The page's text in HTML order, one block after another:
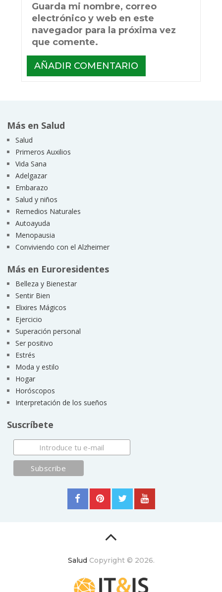
Guarda mi nombre, correo
electrónico y web en este
navegador para la próxima vez
que comente.
Más en Salud
Salud
Primeros Auxilios
Vida Sana
Adelgazar
Embarazo
Salud y niños
Remedios Naturales
Autoayuda
Menopausia
Conviviendo con el Alzheimer
Más en Euroresidentes
Belleza y Bienestar
Sentir Bien
Elixires Mágicos
Ejercicio
Superación personal
Ser positivo
Estrés
Moda y estilo
Hogar
Horóscopos
Interpretación de los sueños
Suscríbete
Salud Copyright © 2026.